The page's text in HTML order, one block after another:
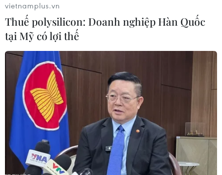
TIN LIÊN QUAN
vietnamplus.vn
Thuế polysilicon: Doanh nghiệp Hàn Quốc
tại Mỹ có lợi thế